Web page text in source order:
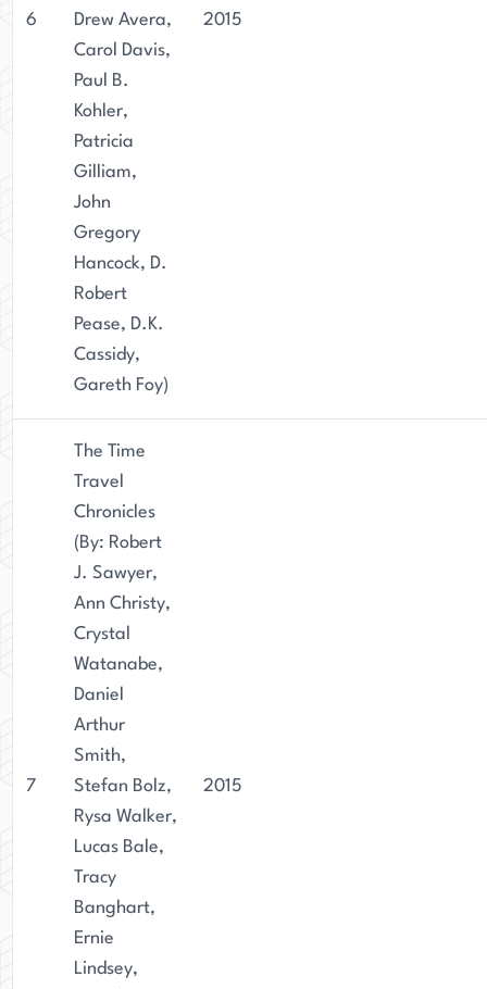
6
Drew Avera,
Carol Davis,
Paul B.
Kohler,
Patricia
Gilliam,
John
Gregory
Hancock, D.
Robert
Pease, D.K.
Cassidy,
Gareth Foy)
2015
7
The Time
Travel
Chronicles
(By: Robert
J. Sawyer,
Ann Christy,
Crystal
Watanabe,
Daniel
Arthur
Smith,
Stefan Bolz,
Rysa Walker,
Lucas Bale,
Tracy
Banghart,
Ernie
Lindsey,
2015